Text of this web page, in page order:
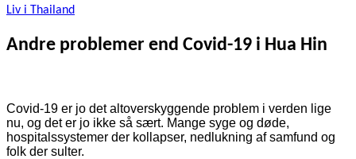
Liv i Thailand
Andre problemer end Covid-19 i Hua Hin
Covid-19 er jo det altoverskyggende problem i verden lige
nu, og det er jo ikke så sært. Mange syge og døde,
hospitalssystemer der kollapser, nedlukning af samfund og
folk der sulter.